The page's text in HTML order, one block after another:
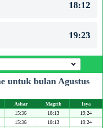
18:12
19:23
untuk bulan Agustus
Ashar Magrib
Isya
15:36 18:13
19:24
15:36 18:13
19:24